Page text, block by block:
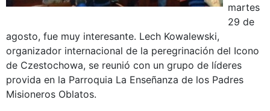
martes
29 de
agosto, fue muy interesante. Lech Kowalewski,
organizador internacional de la peregrinación del Icono
de Czestochowa, se reunió con un grupo de líderes
provida en la Parroquia La Enseñanza de los Padres
Misioneros Oblatos.